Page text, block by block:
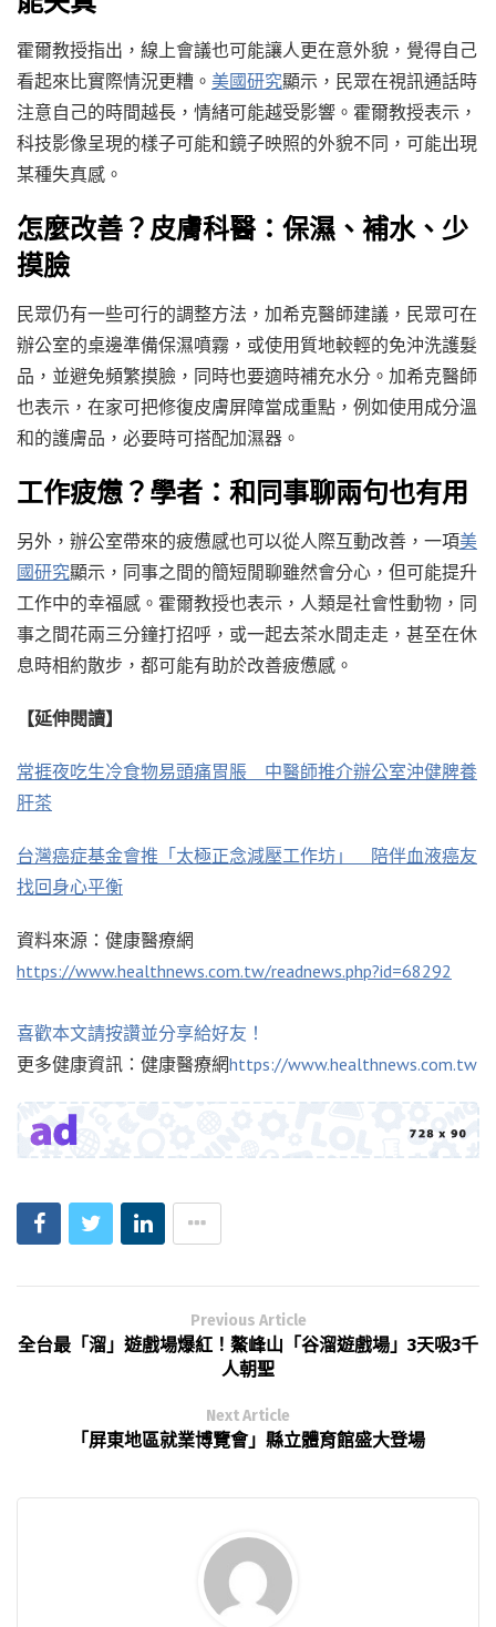
霍爾教授指出，線上會議也可能讓人更在意外貌，覺得自己
看起來比實際情況更糟。 美國研究顯示，民眾在視訊通話時
注意自己的時間越長，情緒可能越受影響。霍爾教授表示，
科技影像呈現的樣子可能和鏡子映照的外貌不同，可能出現
某種失真感。
怎麼改善？皮膚科醫：保濕、補水、少
摸臉
民眾仍有一些可行的調整方法，加希克醫師建議，民眾可在
辦公室的桌邊準備保濕噴霧，或使用質地較輕的免沖洗護髮
品，並避免頻繁摸臉，同時也要適時補充水分。加希克醫師
也表示，在家可把修復皮膚屏障當成重點，例如使用成分溫
和的護膚品，必要時可搭配加濕器。
工作疲憊？學者：和同事聊兩句也有用
另外，辦公室帶來的疲憊感也可以從人際互動改善，一項美
國研究顯示，同事之間的簡短閒聊雖然會分心，但可能提升
工作中的幸福感。霍爾教授也表示，人類是社會性動物，同
事之間花兩三分鐘打招呼，或一起去茶水間走走，甚至在休
息時相約散步，都可能有助於改善疲憊感。
【延伸閱讀】
常捱夜吃生冷食物易頭痛胃脹 中醫師推介辦公室沖健脾養
肝茶
台灣癌症基金會推「太極正念減壓工作坊」 陪伴血液癌友
找回身心平衡
資料來源：健康醫療網
https://www.healthnews.com.tw/readnews.php?id=68292
喜歡本文請按讚並分享給好友！
更多健康資訊：健康醫療網https://www.healthnews.com.tw
Previous Article
全台最「溜」遊戲場爆紅！鰲峰山「谷溜遊戲場」3天吸3千
人朝聖
Next Article
「屏東地區就業博覽會」縣立體育館盛大登場